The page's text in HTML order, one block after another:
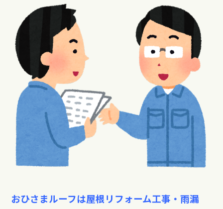
おひさまルーフは屋根リフォーム工事・雨漏